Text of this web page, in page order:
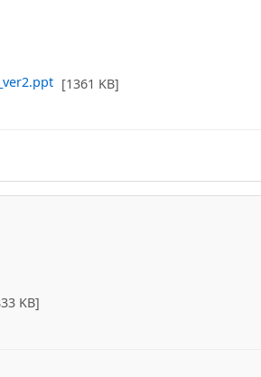
[1361 KB]
KB]